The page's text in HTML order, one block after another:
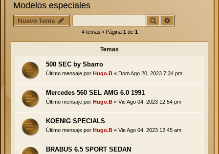
Modelos especiales
Nuevo Tema Buscar
4 temas • Página 1 de 1
Temas
500 SEC by Sbarro
Último mensaje por Hugo.B « Dom Ago 20, 2023 7:34 pm
Mercedes 560 SEL AMG 6.0 1991
Último mensaje por Hugo.B « Vie Ago 04, 2023 12:54 pm
KOENIG SPECIALS
Último mensaje por Hugo.B « Vie Ago 04, 2023 12:45 am
BRABUS 6.5 SPORT SEDAN